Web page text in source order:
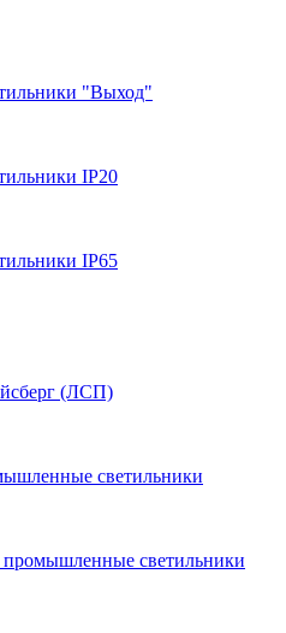
"Выход"
IP20
IP65
(ЛСП)
светильники
промышленные светильники